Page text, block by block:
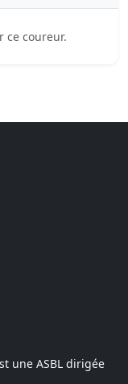
ce coureur.
une ASBL dirigée